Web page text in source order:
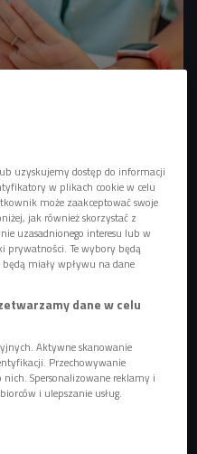
Shutterstock.com/frantic00
przez naukowców z
że dieta zawierająca
zwiększenia poziomu
że najwyższa pora by
nadmiar soli szkodzi
Dzięki szkockim
na nasze emocje.
uzyskujemy dostęp do informacji
w plikach cookie w celu
może zaakceptować swoje
jak również skorzystać z
uzasadnionego interesu lub w
prywatności. Te wybory będą
miały wpływu na dane
dane w celu
Aktywne skanowanie
Przechowywanie
Spersonalizowane reklamy i
i ulepszanie usług.